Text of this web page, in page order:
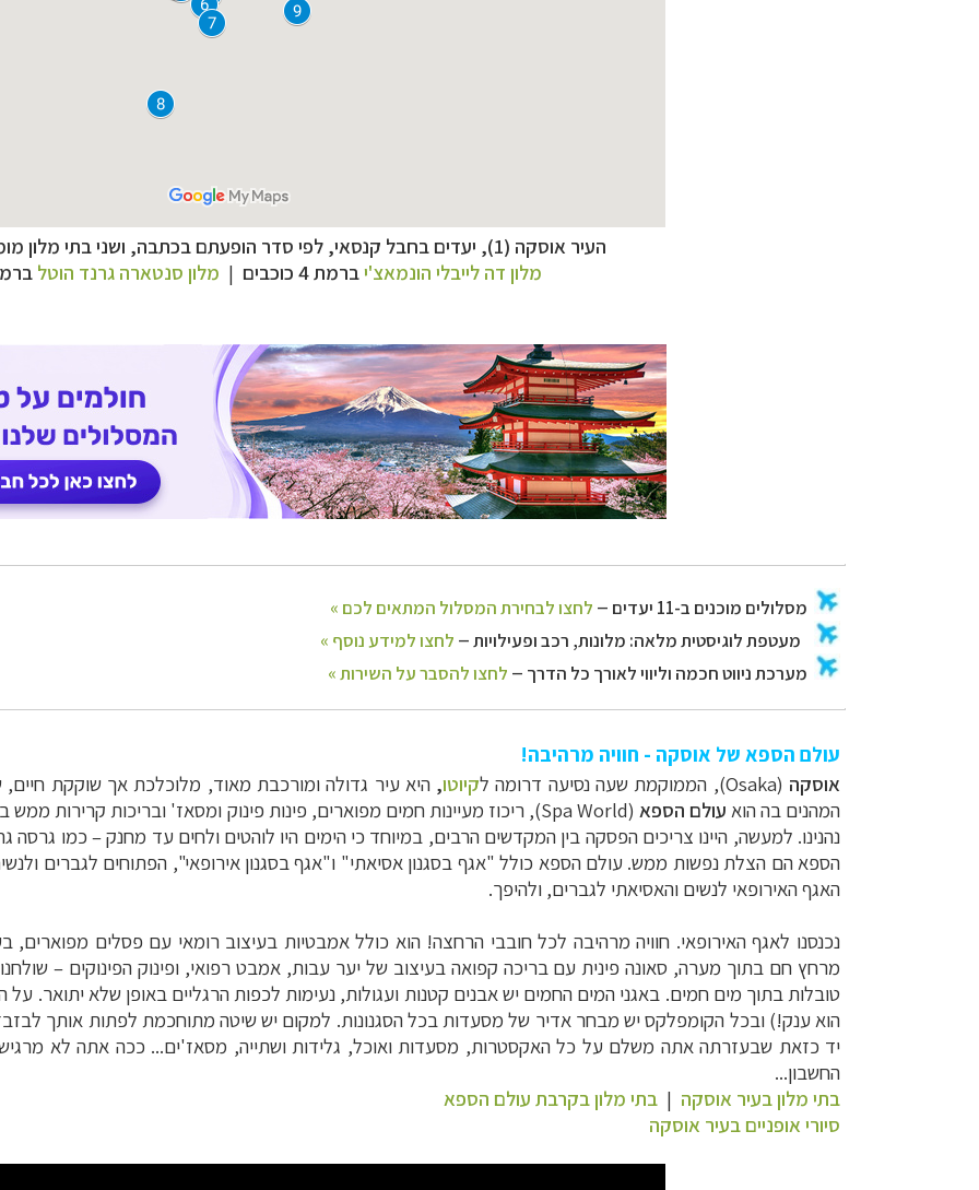
העיר אוסקה (1), יעדים בחבל קנסאי, לפי סדר הופעתם בכתבה, ושני בתי מלון מומלצים במרכז העיר:
מלון דה לייבלי הונמאצ'יברמת 4 כוכבים | מלון סנטארה גרנד הוטל ברמת 5
מסלולים מוכנים ב-11 יעדים –
לחצו לבחירת המסלול המתאים לכם »
מערכת ניווט חכמה וליווי לאורך כל הדרך–לחצו להסבר על השירות »
עולם הספא של אוסקה - חוויה מרהיבה!
אוסקה (Osaka), הממוקמת שעה נסיעה דרומה ל קיוטו,היא עיר גדולה ומורכבת מאוד, מלוכלכת אך שוקקת
המהנים בה הוא עולם הספא (
Spa World), ריכוז מעיינות חמים מפוארים, פינות פינוק ומסאז' ובריכות קרירות
נהנינו. למעשה, היינו צריכים הפסקה בין המקדשים הרבים, במיוחד כי הימים היו לוהטים ולחים עד מחנק–כמו גרסה
הספא הם הצלת נפשות ממש. עולם הספא כולל "אגף בסגנון אסיאתי" ו"אגף בסגנון אירופאי", הפתוחים לגברים
האגף האירופאי לנשים והאסיאתי לגברים, ולהיפך.
נכנסנו לאגף האירופאי. חוויה מרהיבה לכל חובבי הרחצה! הוא כולל אמבטיות בעיצוב רומאי עם פסלים מפוארים,
מרחץ חם בתוך מערה, סאונה פינית עם בריכה קפואה בעיצוב של יער עבות, אמבט רפואי, ופינוק הפינוקים –
טובלות בתוך מים חמים. באגני המים החמים יש אבנים קטנות ועגולות, נעימות לכפות הרגליים באופן שלא יתואר.
הוא ענק!) ובכל הקומפלקס יש מבחר אדיר של מסעדות בכל הסגנונות. למקום יש שיטה מתוחכמת לפתות אותך
יד כזאת שבעזרתה אתה משלם על כל האקסטרות, מסעדות ואוכל, גלידות ושתייה, מסאז'ים... ככה אתה לא
החשבון...
בתי מלון בעיר אוסקה | בתי מלון בקרבת עולם הספא
סיורי אופניים בעיר אוסקה